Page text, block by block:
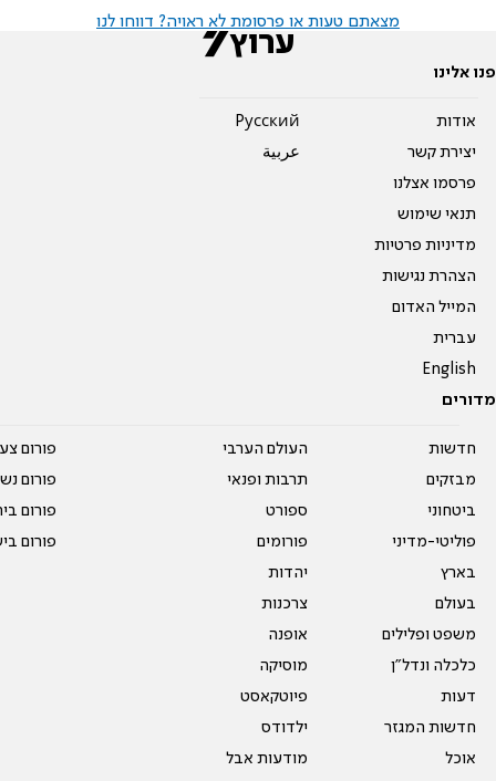
מצאתם טעות או פרסומת לא ראויה? דווחו לנו
פנו אלינו
אודות
יצירת קשר
פרסמו אצלנו
תנאי שימוש
מדיניות פרטיות
הצהרת נגישות
המייל האדום
עברית
English
Pусский
عربية
מדורים
חדשות
מבזקים
ביטחוני
פוליטי-מדיני
בארץ
בעולם
משפט ופלילים
כלכלה ונדל"ן
דעות
חדשות המגזר
אוכל
העולם הערבי
תרבות ופנאי
ספורט
פורומים
יהדות
צרכנות
אופנה
מוסיקה
פיוטקאסט
ילדודס
מודעות אבל
פורום
פורום
פורום
פורום